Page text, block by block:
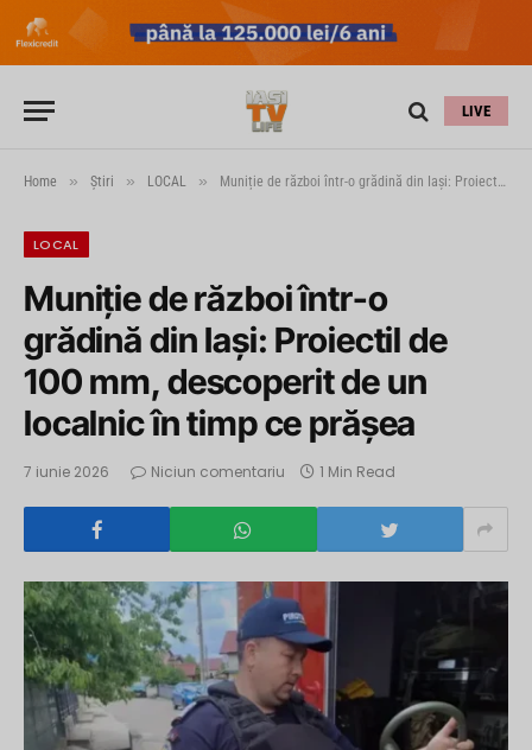
LIVE
Home » Știri » LOCAL » Muniție de război într-o grădină din Iași: Proiectil de 100 mm, descoperit de un localnic în timp ce prășea
LOCAL
Muniție de război într-o
grădină din Iași: Proiectil de
100 mm, descoperit de un
localnic în timp ce prășea
7 iunie 2026 Niciun comentariu 1 Min Read